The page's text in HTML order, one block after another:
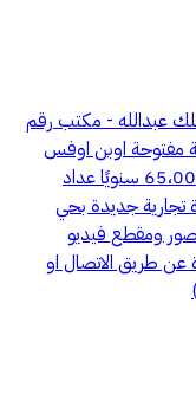
عبدالله - مكتب رقم
مفتوحة اوبن اوفس
ودورة مياة الدور الثاني سعر الإيجار للمكتب : 65،000 سنويًا عداد
تجارية جديدة بحي
ومقطع فيديو
عن طريق الاتصال او